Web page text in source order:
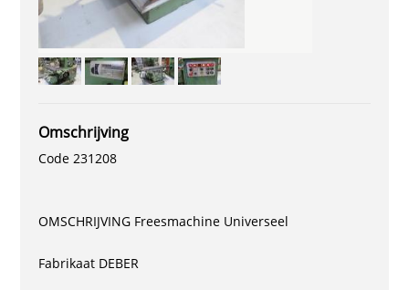
Omschrijving
Code 231208
OMSCHRIJVING Freesmachine Universeel
Fabrikaat DEBER